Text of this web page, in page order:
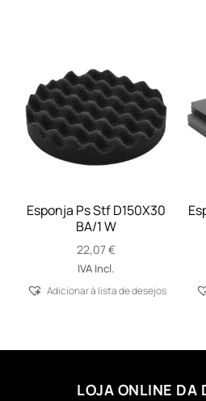
Esponja Ps Stf D150X30
BA/1 W
22,07€
IVA Incl.
Adicionar á lista de desejos
LOJA ONLINE DA